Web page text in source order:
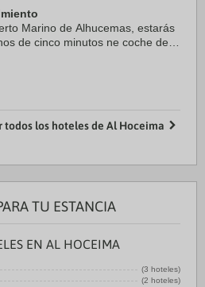
Marino de Alhucemas, estarás
de cinco minutos ne coche de
...
todos los hoteles de Al Hoceima
TU ESTANCIA
EN AL HOCEIMA
(3 hoteles)
(2 hoteles)